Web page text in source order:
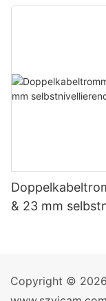
& 23 mm
Copyright ©